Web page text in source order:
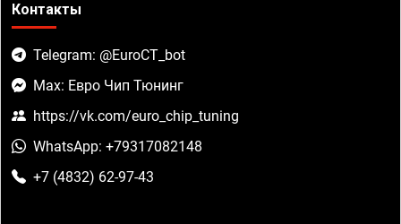
Контакты
Telegram: @EuroCT_bot
Max: Евро Чип Тюнинг
https://vk.com/euro_chip_tuning
WhatsApp: +79317082148
+7 (4832) 62-97-43